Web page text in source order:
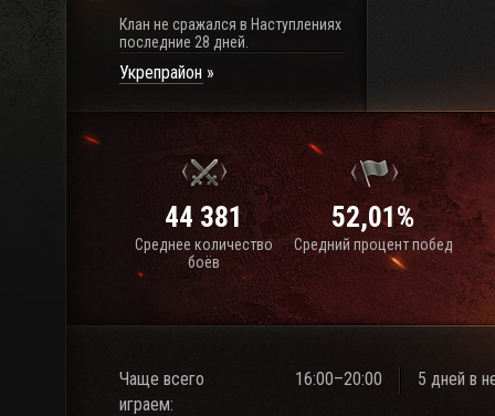
Клан не сражался в Наступлениях
последние 28 дней.
Укрепрайон
44 381
Среднее количество
боёв
52,01%
Средний процент побед
Чаще всего
играем:
16:00–20:00 5 дней в